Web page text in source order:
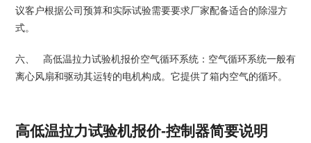
议客户根据公司预算和实际试验需要要求厂家配备适合的除湿方
式。
六、 高低温拉力试验机报价空气循环系统：空气循环系统一般有
离心风扇和驱动其运转的电机构成。它提供了箱内空气的循环。
高低温拉力试验机报价-控制器简要说明